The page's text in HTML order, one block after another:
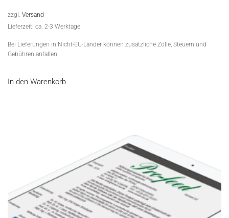
zzgl. Versand
Lieferzeit: ca. 2-3 Werktage
Bei Lieferungen in Nicht-EU-Länder können zusätzliche Zölle, Steuern und
Gebühren anfallen.
In den Warenkorb